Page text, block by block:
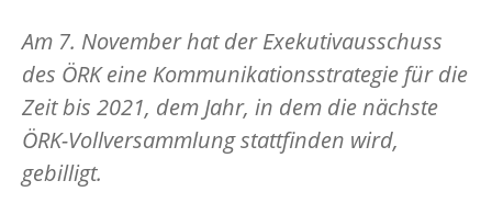
Am 7. November hat der Exekutivausschuss
des ÖRK eine Kommunikationsstrategie für die
Zeit bis 2021, dem Jahr, in dem die nächste
ÖRK-Vollversammlung stattfinden wird,
gebilligt.